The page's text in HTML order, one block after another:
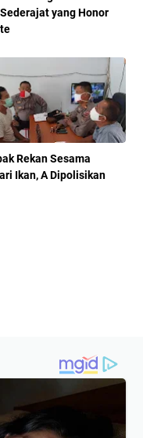
yang Honor
Rekan Sesama
Ikan, A Dipolisikan